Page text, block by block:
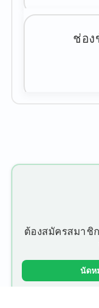
ช่อง
ต้องสมัครสมาชิ
นัดห